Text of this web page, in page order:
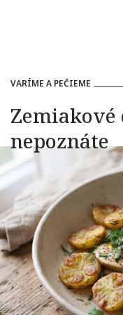
VARÍME A PEČIEME